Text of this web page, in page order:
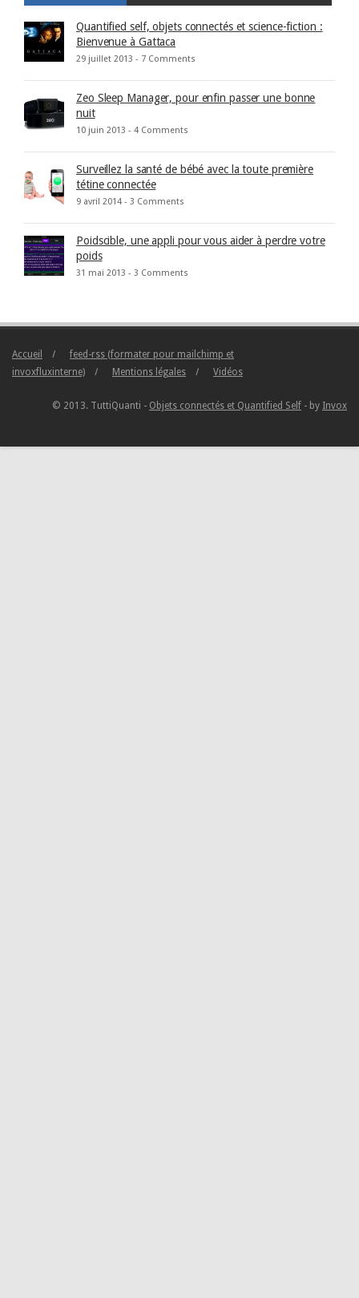
Quantified self, objets connectés et science-fiction :
Bienvenue à Gattaca
29 juillet 2013 - 7 Comments
Zeo Sleep Manager, pour enfin passer une bonne
nuit
10 juin 2013 - 4 Comments
Surveillez la santé de bébé avec la toute première
tétine connectée
9 avril 2014 - 3 Comments
Poidscible, une appli pour vous aider à perdre votre
poids
31 mai 2013 - 3 Comments
Accueil
feed-rss (formater pour mailchimp et
invoxfluxinterne)
Mentions légales Vidéos
© 2013. TuttiQuanti - Objets connectés et Quantified Self - by Invox